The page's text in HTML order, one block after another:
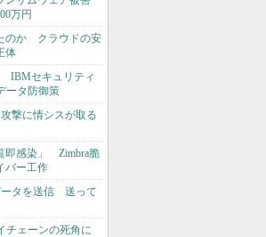
万円
のか クラウドの安
体
IBMセキュリティ
ータ防御策
撃に情シスが取る
即感染」 Zimbra脆
バー工作
ータを送信 送って
チェーンの死角に